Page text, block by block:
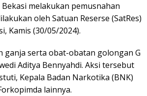
melakukan pemusnahan
oleh Satuan Reserse (SatRes)
Kamis (30/05/2024).
ganja serta obat-obatan golongan G
Aditya Bennyahdi. Aksi tersebut
Kepala Badan Narkotika (BNK)
lainnya.